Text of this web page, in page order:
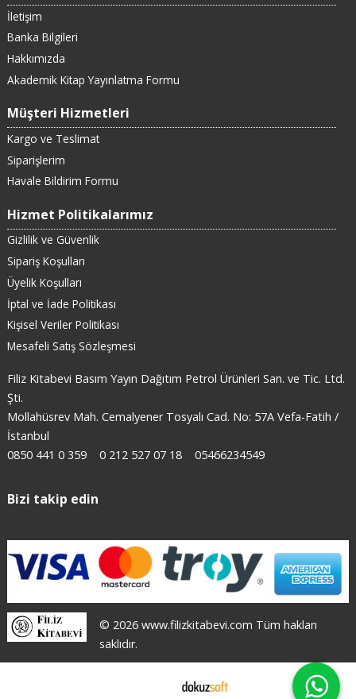
İletişim
Banka Bilgileri
Hakkımızda
Akademik Kitap Yayınlatma Formu
Müşteri Hizmetleri
Kargo ve Teslimat
Siparişlerim
Havale Bildirim Formu
Hizmet Politikalarımız
Gizlilik ve Güvenlik
Sipariş Koşulları
Üyelik Koşulları
İptal ve İade Politikası
Kişisel Veriler Politikası
Mesafeli Satış Sözleşmesi
Filiz Kitabevi Basım Yayın Dağıtım Petrol Ürünleri San. ve Tic. Ltd.
Şti.
Mollahüsrev Mah. Cemalyener Tosyalı Cad. No: 57A Vefa-Fatih /
İstanbul
0850 441 0 359
0 212 527 07 18 05466234549
Bizi takip edin
© 2026 www.filizkitabevi.com Tüm hakları
saklıdır.